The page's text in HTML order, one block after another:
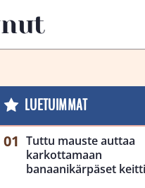
LUETUIMMAT
Tuttu mauste auttaa
karkottamaan
banaanikärpäset